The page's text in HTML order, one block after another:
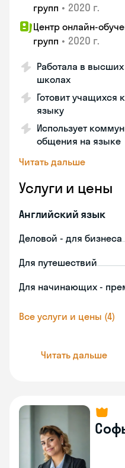
групп • 2020 г.
Центр онлайн-
групп • 2020 г.
Работала в
школах
Готовит учащихся
языку
Использует
общения на языке
Читать дальше
Услуги и цены
Английский язык
Деловой - для бизнеса
Для путешествий
Для начинающих -
Все услуги и цены (4)
Читать дальше